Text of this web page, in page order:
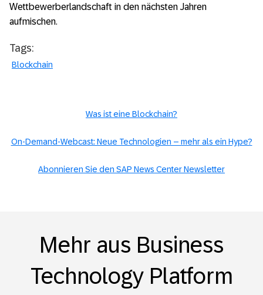
Wettbewerberlandschaft in den nächsten Jahren
aufmischen.
Tags:
Blockchain
Was ist eine Blockchain?
On-Demand-Webcast: Neue Technologien – mehr als ein Hype?
Abonnieren Sie den SAP News Center Newsletter
Mehr aus Business
Technology Platform